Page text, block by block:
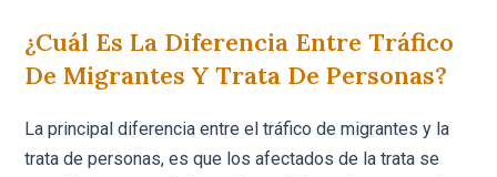
¿Cuál Es La Diferencia Entre Tráfico
De Migrantes Y Trata De Personas?
La principal diferencia entre el tráfico de migrantes y la
trata de personas, es que los afectados de la trata se